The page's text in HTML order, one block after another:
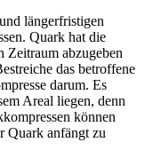
längerfristigen
Quark hat die
Zeitraum abzugeben
das betroffene
darum. Es
Areal liegen, denn
können
Quark anfängt zu